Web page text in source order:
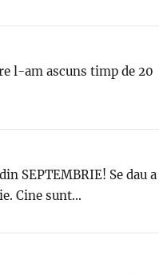
l-am ascuns timp de 20
SEPTEMBRIE! Se dau a
Cine sunt...